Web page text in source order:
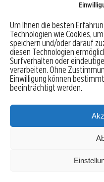
Um Ihnen die besten
Technologien wie Cookies,
speichern und/oder darauf
diesen Technologien
Surfverhalten oder
verarbeiten. Ohne
Einwilligung können
beeinträchtigt werden.
Robo-Advisor vergleichen
Depotvergleich
Festgeld vergleichen
Tagesgeld vergleichen